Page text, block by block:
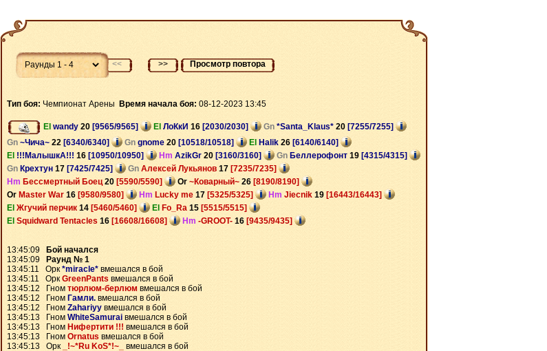
<< >> Просмотр повтора
Тип боя: Чемпионат Арены Время начала боя: 08-12-2023 13:45
El wandy 20 [9565/9565] El ЛоКкИ 16 [2030/2030] Gn *Santa_Klaus* 20 [7255/7255]
Gn ~Чича~ 22 [6340/6340] Gn gnome 20 [10518/10518] El Halik 26 [6140/6140]
El !!!МалышкА!!! 16 [10950/10950] Hm AzikGr 20 [3160/3160] Gn Беллерофонт 19 [4315/4315]
Gn Крехтун 17 [7425/7425] Gn Алексей Лукьянов 17 [7235/7235]
Hm Бессмертный Боец20 [5590/5590] Or ~Коварный~ 26 [8190/8190]
Or Master War 16 [9580/9580] Hm Lucky me 17 [5325/5325] Hm Jiecnik 19 [16443/16443]
El Жгучий перчик 14 [5460/5460] El Fo_Ra 15 [5515/5515]
El Squidward Tentacles 16 [16608/16608] Hm -GROOT- 16 [9435/9435]
13:45:09
Бой начался
13:45:09
Раунд № 1
13:45:11 Орк *miracle* вмешался в бой
13:45:11 ОркGreenPants вмешался в бой
13:45:12 Гном тюрлюм-берлюм вмешался в бой
13:45:12 Гном Гамли. вмешался в бой
13:45:12 Гном Zahariyy вмешался в бой
13:45:13 Гном WhiteSamurai вмешался в бой
13:45:13 Гном Нифертити !!! вмешался в бой
13:45:13 Гном Ornatus вмешался в бой
13:45:13 Орк
_!~*Ru KoS*!~_
вмешался в бой